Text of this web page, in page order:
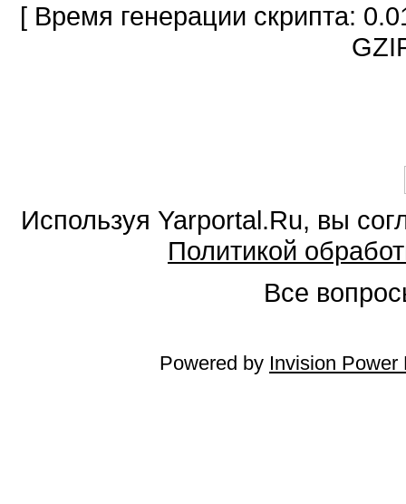
[ Время генерации скрипта:
Используя Yarportal.Ru, вы
Политикой
Все
Powered by Invision Power